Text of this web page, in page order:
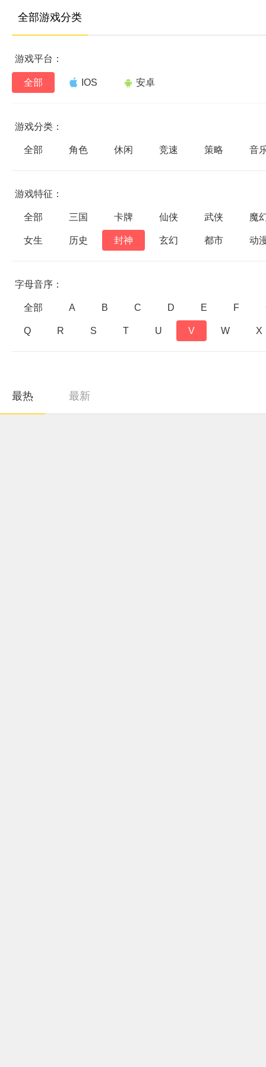
全部游戏分类
游戏平台：
全部 IOS 安卓
游戏分类：
全部 角色 休闲 竞速 策略 音
游戏特征：
全部 三国 卡牌 仙侠 武侠 魔
女生 历史 封神 玄幻 都市 动
字母音序：
全部 A B C D E F
Q R S T U V W X
最热 最新